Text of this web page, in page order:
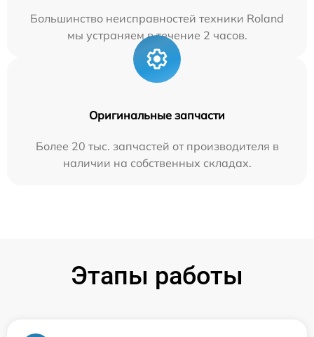
Большинство неисправностей техники Roland
мы устраняем в течение 2 часов.
Оригинальные запчасти
Более 20 тыс. запчастей от производителя в
наличии на собственных складах.
Этапы работы